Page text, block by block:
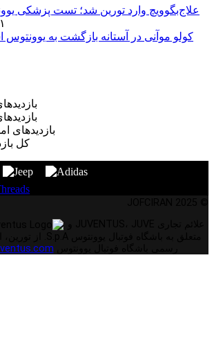
علاج‌بگوویچ وارد تورین شد؛ تست پزشکی
۱۱
کولو موآنی در آستانه بازگشت به
بازدیدهای
کل